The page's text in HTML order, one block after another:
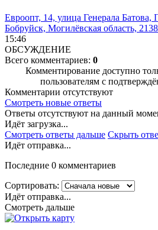
Евроопт, 14, улица Генерала
Бобруйск, Могилёвская область,
15:46
ОБСУЖДЕНИЕ
Всего комментариев: 0
Комментирование доступно
пользователям с
Комментарии отсутствуют
Смотреть новые ответы
Ответы отсутствуют на данный
Идёт загрузка...
Смотреть ответы дальше Скрыть
Идёт отправка...
Последние 0 комментариев
Сортировать:
Идёт отправка...
Смотреть дальше